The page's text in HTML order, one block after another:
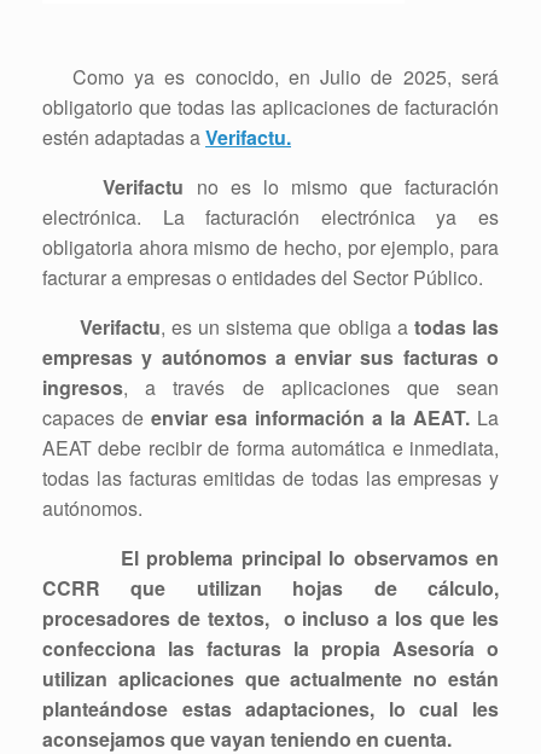
Como ya es conocido, en Julio de 2025, será
obligatorio que todas las aplicaciones de facturación
estén adaptadas aVerifactu.
Verifactu no es lo mismo que facturación
electrónica. La facturación electrónica ya es
obligatoria ahora mismo de hecho, por ejemplo, para
facturar a empresas o entidades del Sector Público.
Verifactu, es un sistema que obliga a todas las
empresas y autónomos a enviar sus facturas o
ingresos, a través de aplicaciones que sean
capaces de enviar esa información a la AEAT. La
AEAT debe recibir de forma automática e inmediata,
todas las facturas emitidas de todas las empresas y
autónomos.
El problema principal lo observamos en
CCRR que utilizan hojas de cálculo,
procesadores de textos, o incluso a los que les
confecciona las facturas la propia Asesoría o
utilizan aplicaciones que actualmente no están
planteándose estas adaptaciones, lo cual les
aconsejamos que vayan teniendo en cuenta.